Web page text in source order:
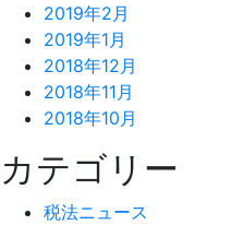
2019年2月
2019年1月
2018年12月
2018年11月
2018年10月
カテゴリー
税法ニュース